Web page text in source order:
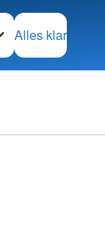
Alles klar